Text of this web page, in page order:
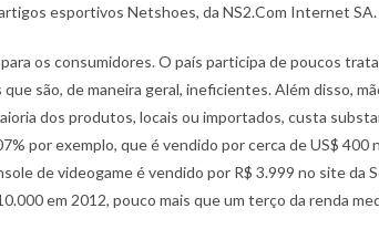
esportivos Netshoes, da NS2.Com Internet SA.
os consumidores. O país participa de poucos
são, de maneira geral, ineficientes. Além disso,
dos produtos, locais ou importados, custa
por exemplo, que é vendido por cerca de US$ 400
de videogame é vendido por R$ 3.999 no site da
em 2012, pouco mais que um terço da renda